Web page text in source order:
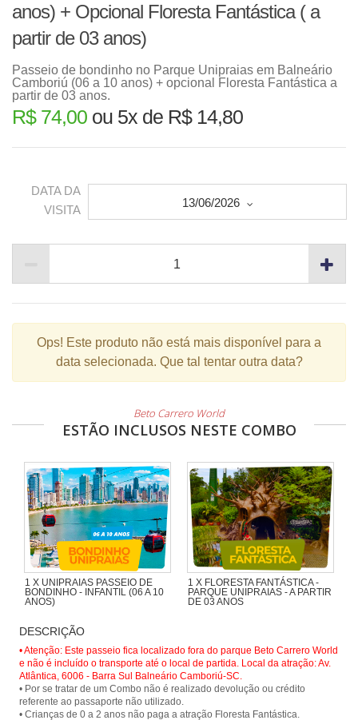
anos) + Opcional Floresta Fantástica ( a
partir de 03 anos)
Passeio de bondinho no Parque Unipraias em Balneário
Camboriú (06 a 10 anos) + opcional Floresta Fantástica a
partir de 03 anos.
R$ 74,00 ou 5x de R$ 14,80
DATA DA
VISITA
13/06/2026
Ops! Este produto não está mais disponível para a
data selecionada. Que tal tentar outra data?
Beto Carrero World
ESTÃO INCLUSOS NESTE COMBO
1 X UNIPRAIAS PASSEIO DE
BONDINHO - INFANTIL (06 A 10
ANOS)
Unipraias em Balneário Camboriú e
tenha um vista panorâmica da cidade
e suas belas praias.
1 X FLORESTA FANTÁSTICA -
PARQUE UNIPRAIAS - A PARTIR
DE 03 ANOS
DESCRIÇÃO
• Atenção: Este passeio fica localizado fora do parque Beto Carrero World
e não é incluído o transporte até o local de partida. Local da atração: Av.
Atlântica, 6006 - Barra Sul Balneário Camboriú-SC.
• Por se tratar de um Combo não é realizado devolução ou crédito
referente ao passaporte não utilizado.